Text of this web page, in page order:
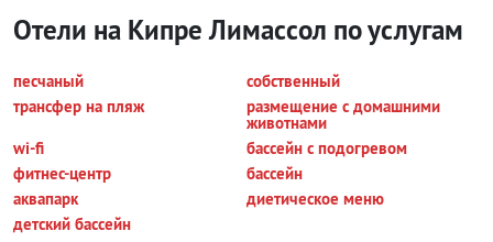
Отели на Кипре Лимассол по услугам
песчаный
собственный
трансфер на пляж
размещение с домашними
животнами
wi-fi
бассейн с подогревом
фитнес-центр
бассейн
аквапарк
диетическое меню
детский бассейн